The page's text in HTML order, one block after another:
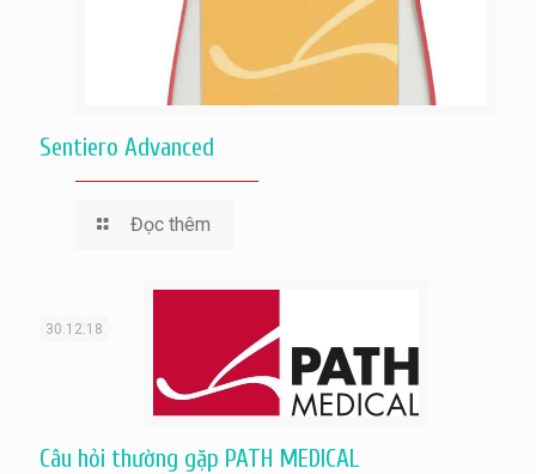
Sentiero Advanced
Đọc thêm
30.12.18
Câu hỏi thường gặp PATH MEDICAL